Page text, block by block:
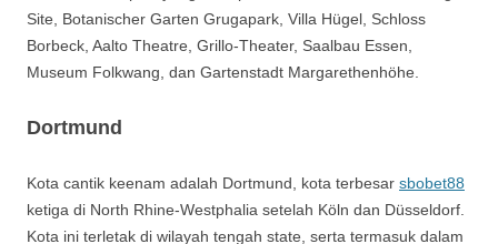
Site, Botanischer Garten Grugapark, Villa Hügel, Schloss
Borbeck, Aalto Theatre, Grillo-Theater, Saalbau Essen,
Museum Folkwang, dan Gartenstadt Margarethenhöhe.
Dortmund
Kota cantik keenam adalah Dortmund, kota terbesar sbobet88
ketiga di North Rhine-Westphalia setelah Köln dan Düsseldorf.
Kota ini terletak di wilayah tengah state, serta termasuk dalam